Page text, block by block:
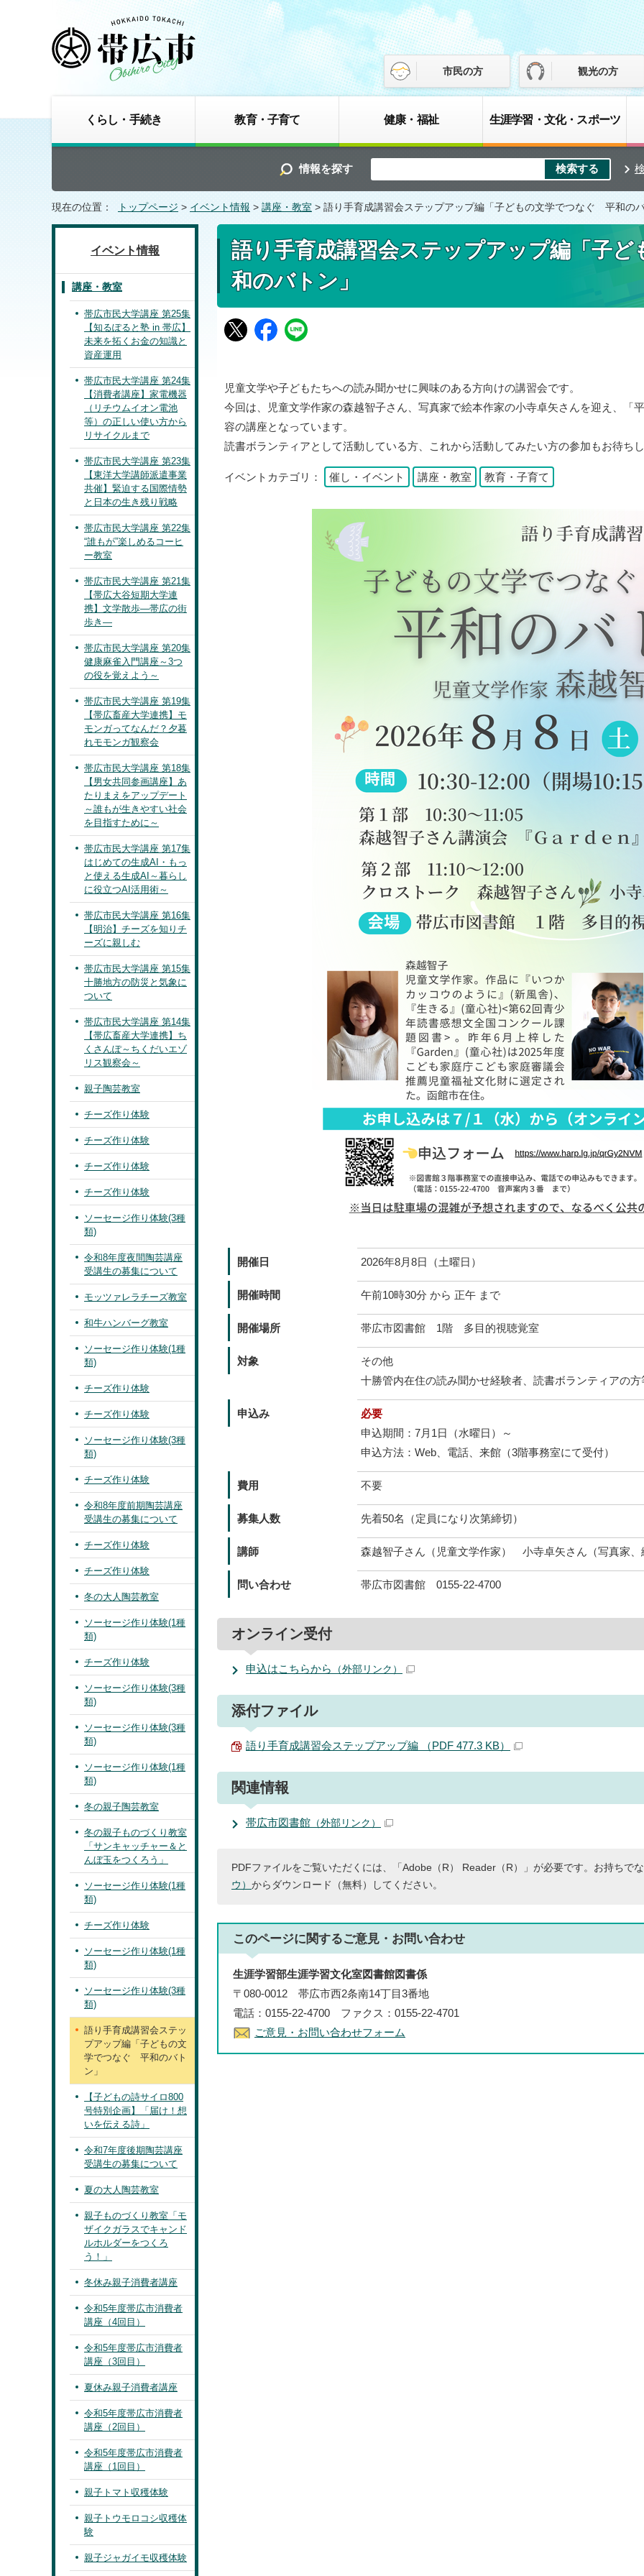
市民の方 観光の方
くらし・手続き 教育・子育て 健康・福祉 生涯学習・文化・スポーツ
情報を探す
現在の位置： トップページ > イベント情報 > 講座・教室 > 語り手育成講習会ステップアップ編「子どもの文学でつなぐ 平和のバ
語り手育成講習会ステップアップ編「子
和のバトン」
児童文学や子どもたちへの読み聞かせに興味のある方向けの講習会です。
今回は、児童文学作家の森越智子さん、写真家で絵本作家の小寺卓矢さんを迎え、「
容の講座となっています。
読書ボランティアとして活動している方、これから活動してみたい方の参加もお待ちし
イベントカテゴリ： 催し・イベント 講座・教室 教育・子育て
開催日 2026年8月8日（土曜日）
開催時間 午前10時30分 から 正午 まで
開催場所 帯広市図書館 1階 多目的視聴覚室
対象
その他
十勝管内在住の読み聞かせ経験者、読書ボランティアの方
申込み
必要
申込期間：7月1日（水曜日）～
申込方法：Web、電話、来館（3階事務室にて受付）
費用 不要
募集人数 先着50名（定員になり次第締切）
講師 森越智子さん（児童文学作家） 小寺卓矢さん（写真家、
問い合わせ 帯広市図書館 0155‐22‐4700
オンライン受付
申込はこちらから （外部リンク）
添付ファイル
語り手育成講習会ステップアップ編 （PDF 477.3 KB）
関連情報
帯広市図書館 （外部リンク）
PDFファイルをご覧いただくには、「Adobe（R） Reader（R）」が必要です。お持ちで
ウ） からダウンロード（無料）してください。
このページに関するご意見・お問い合わせ
生涯学習部生涯学習文化室図書館図書係
〒080-0012 帯広市西2条南14丁目3番地
電話：0155-22-4700 ファクス：0155-22-4701
ご意見・お問い合わせフォーム
イベント情報
講座・教室
帯広市民大学講座 第25集
【知るぽると塾 in 帯広】
未来を拓くお金の知識と
資産運用
帯広市民大学講座 第24集
【消費者講座】家電機器
（リチウムイオン電池
等）の正しい使い方から
リサイクルまで
帯広市民大学講座 第23集
【東洋大学講師派遣事業
共催】緊迫する国際情勢
と日本の生き残り戦略
帯広市民大学講座 第22集
“誰もが”楽しめるコーヒ
ー教室
帯広市民大学講座 第21集
【帯広大谷短期大学連
携】文学散歩―帯広の街
歩き―
帯広市民大学講座 第20集
健康麻雀入門講座～3つ
の役を覚えよう～
帯広市民大学講座 第19集
【帯広畜産大学連携】モ
モンガってなんだ？夕暮
れモモンガ観察会
帯広市民大学講座 第18集
【男女共同参画講座】あ
たりまえをアップデート
～誰もが生きやすい社会
を目指すために～
帯広市民大学講座 第17集
はじめての生成AI・もっ
と使える生成AI～暮らし
に役立つAI活用術～
帯広市民大学講座 第16集
【明治】チーズを知りチ
ーズに親しむ
帯広市民大学講座 第15集
十勝地方の防災と気象に
ついて
帯広市民大学講座 第14集
【帯広畜産大学連携】ち
くさんぽ～ちくだいエゾ
リス観察会～
親子陶芸教室
チーズ作り体験
チーズ作り体験
チーズ作り体験
チーズ作り体験
ソーセージ作り体験(3種
類)
令和8年度夜間陶芸講座
受講生の募集について
モッツァレラチーズ教室
和牛ハンバーグ教室
ソーセージ作り体験(1種
類)
チーズ作り体験
チーズ作り体験
ソーセージ作り体験(3種
類)
チーズ作り体験
令和8年度前期陶芸講座
受講生の募集について
チーズ作り体験
チーズ作り体験
冬の大人陶芸教室
ソーセージ作り体験(1種
類)
チーズ作り体験
ソーセージ作り体験(3種
類)
ソーセージ作り体験(3種
類)
ソーセージ作り体験(1種
類)
冬の親子陶芸教室
冬の親子ものづくり教室
「サンキャッチャー＆と
んぼ玉をつくろう」
ソーセージ作り体験(1種
類)
チーズ作り体験
ソーセージ作り体験(1種
類)
ソーセージ作り体験(3種
類)
語り手育成講習会ステッ
プアップ編「子どもの文
学でつなぐ 平和のバト
ン」
【子どもの詩サイロ800
号特別企画】「届け！想
いを伝える詩」
令和7年度後期陶芸講座
受講生の募集について
夏の大人陶芸教室
親子ものづくり教室「モ
ザイクガラスでキャンド
ルホルダーをつくろ
う！」
冬休み親子消費者講座
令和5年度帯広市消費者
講座（4回目）
令和5年度帯広市消費者
講座（3回目）
夏休み親子消費者講座
令和5年度帯広市消費者
講座（2回目）
令和5年度帯広市消費者
講座（1回目）
親子トマト収穫体験
親子トウモロコシ収穫体
験
親子ジャガイモ収穫体験